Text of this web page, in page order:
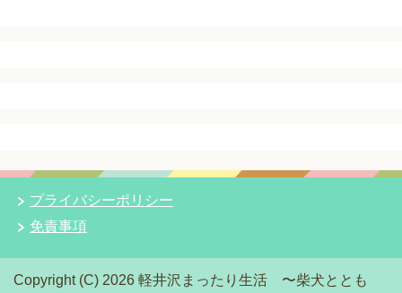
プライバシーポリシー
免責事項
Copyright (C) 2026 軽井沢まったり生活 〜柴犬ととも